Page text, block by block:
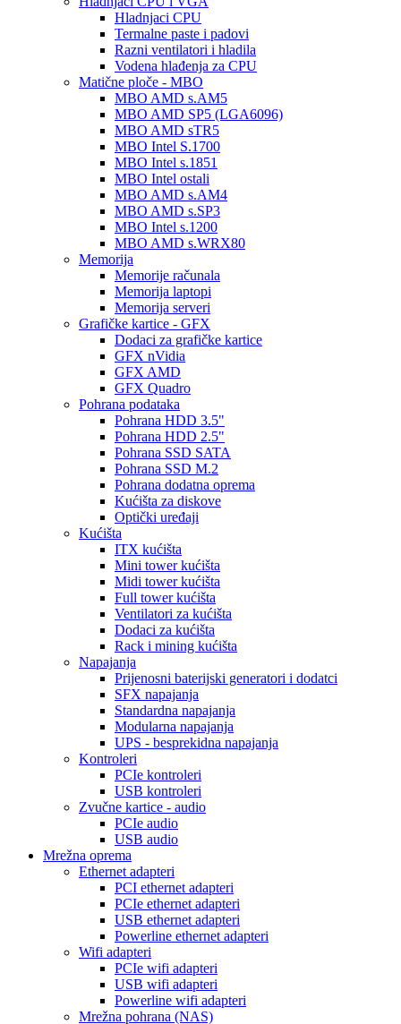
Hladnjaci CPU
Termalne paste i padovi
Razni ventilatori i hladila
Vodena hlađenja za CPU
Matične ploče - MBO
MBO AMD s.AM5
MBO AMD SP5 (LGA6096)
MBO AMD sTR5
MBO Intel S.1700
MBO Intel s.1851
MBO Intel ostali
MBO AMD s.AM4
MBO AMD s.SP3
MBO Intel s.1200
MBO AMD s.WRX80
Memorija
Memorije računala
Memorija laptopi
Memorija serveri
Grafičke kartice - GFX
Dodaci za grafičke kartice
GFX nVidia
GFX AMD
GFX Quadro
Pohrana podataka
Pohrana HDD 3.5"
Pohrana HDD 2.5"
Pohrana SSD SATA
Pohrana SSD M.2
Pohrana dodatna oprema
Kućišta za diskove
Optički uređaji
Kućišta
ITX kućišta
Mini tower kućišta
Midi tower kućišta
Full tower kućišta
Ventilatori za kućišta
Dodaci za kućišta
Rack i mining kućišta
Napajanja
Prijenosni baterijski generatori i dodatci
SFX napajanja
Standardna napajanja
Modularna napajanja
UPS - besprekidna napajanja
Kontroleri
PCIe kontroleri
USB kontroleri
Zvučne kartice - audio
PCIe audio
USB audio
Mrežna oprema
Ethernet adapteri
PCI ethernet adapteri
PCIe ethernet adapteri
USB ethernet adapteri
Powerline ethernet adapteri
Wifi adapteri
PCIe wifi adapteri
USB wifi adapteri
Powerline wifi adapteri
Mrežna pohrana (NAS)